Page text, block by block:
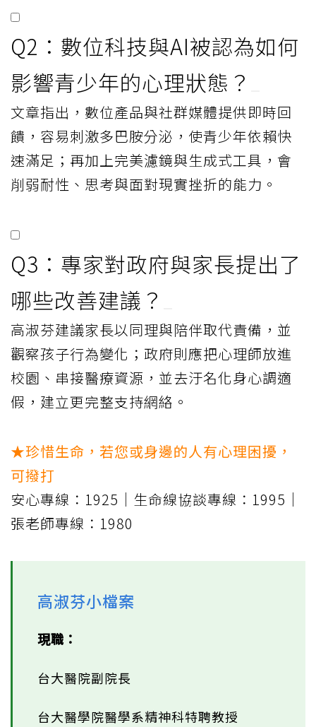
Q2：數位科技與AI被認為如何
影響青少年的心理狀態？
文章指出，數位產品與社群媒體提供即時回
饋，容易刺激多巴胺分泌，使青少年依賴快
速滿足；再加上完美濾鏡與生成式工具，會
削弱耐性、思考與面對現實挫折的能力。
Q3：專家對政府與家長提出了
哪些改善建議？
高淑芬建議家長以同理與陪伴取代責備，並
觀察孩子行為變化；政府則應把心理師放進
校園、串接醫療資源，並去汙名化身心調適
假，建立更完整支持網絡。
★珍惜生命，若您或身邊的人有心理困擾，
可撥打
安心專線：1925｜生命線協談專線：1995｜
張老師專線：1980
高淑芬小檔案
現職：
台大醫院副院長
台大醫學院醫學系精神科特聘教授